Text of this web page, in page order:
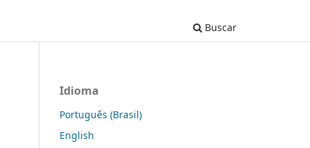
Buscar
Idioma
Português (Brasil)
English